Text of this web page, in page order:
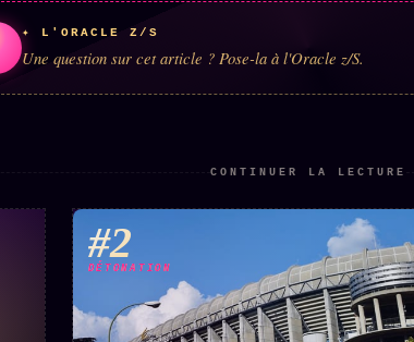
✦ L'ORACLE Z/S
Une question sur cet article ? Pose-la à l'Oracle z/S.
CONTINUER LA LECTURE
#2
DÉTONATION